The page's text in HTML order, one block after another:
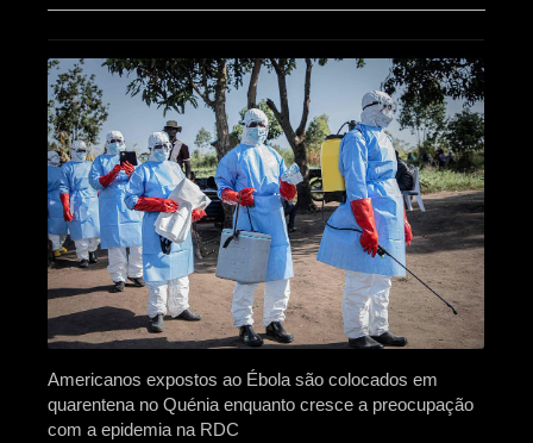
Americanos expostos ao Ébola são colocados em
quarentena no Quénia enquanto cresce a preocupação
com a epidemia na RDC